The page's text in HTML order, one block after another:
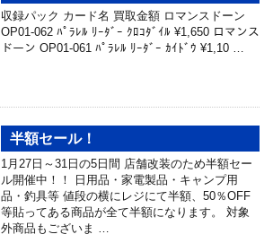
収録パック カード名 買取金額 ロマンスドーン
OP01-062 ﾊﾟﾗﾚﾙ ﾘｰﾀﾞｰ ｸﾛｺﾀﾞｲﾙ ¥1,650 ロマンス
ドーン OP01-061 ﾊﾟﾗﾚﾙ ﾘｰﾀﾞｰ ｶｲﾄﾞｳ ¥1,10 …
半額セール！
1月27日～31日の5日間 店舗改装のため半額セー
ル開催中！！ 日用品・家電製品・キャンプ用
品・釣具等 値段の横にレジにて半額、50％OFF
等貼ってある商品が全て半額になります。 対象
外商品もございま …